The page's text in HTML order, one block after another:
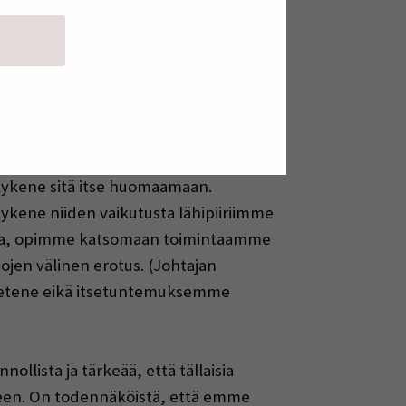
käsikirja 2012, 73.)
sitä itse huomaamaan.
niiden vaikutusta lähipiiriimme
opimme katsomaan toimintaamme
välinen erotus. (Johtajan
eikä itsetuntemuksemme
ja tärkeää, että tällaisia
On todennäköistä, että emme